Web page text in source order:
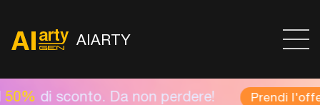
AIARTY
non perdere! Prendi l'offerta ora >